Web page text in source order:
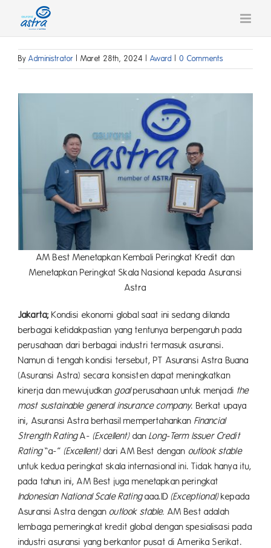
content
ByAdministrator | Maret 28th, 2024 | Award | 0 Comments
AM Best Menetapkan Kembali Peringkat Kredit dan
Menetapkan Peringkat Skala Nasional kepada Asuransi
Astra
Jakarta;Kondisi ekonomi global saat ini sedang dilanda
berbagai ketidakpastian yang tentunya berpengaruh pada
perusahaan dari berbagai industri termasuk asuransi.
Namun di tengah kondisi tersebut, PT Asuransi Astra Buana
(Asuransi Astra) secara konsisten dapat meningkatkan
kinerja dan mewujudkan goalperusahaan untuk menjadi the
most sustainable general insurance company. Berkat upaya
ini, Asuransi Astra berhasil mempertahankan Financial
Strength RatingA- (Excellent)danLong-Term Issuer Credit
Rating“a-” (Excellent)dari AM Best dengan outlook stable
untuk kedua peringkat skala internasional ini. Tidak hanya itu,
pada tahun ini, AM Best juga menetapkan peringkat
Indonesian National Scale Ratingaaa.ID(Exceptional)kepada
Asuransi Astra dengan outlook stable. AM Best adalah
lembaga pemeringkat kredit global dengan spesialisasi pada
industri asuransi yang berkantor pusat di Amerika Serikat.